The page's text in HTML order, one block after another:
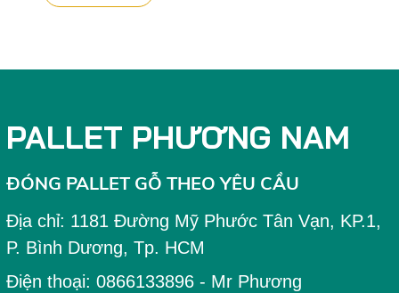
PALLET PHƯƠNG NAM
ĐÓNG PALLET GỖ THEO YÊU CẦU
Địa chỉ: 1181 Đường Mỹ Phước Tân Vạn, KP.1,
P. Bình Dương, Tp. HCM
Điện thoại: 0866133896- Mr Phương